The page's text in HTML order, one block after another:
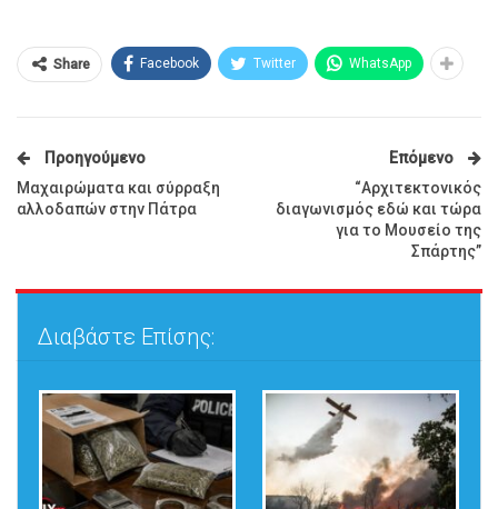
Share Facebook Twitter WhatsApp
Προηγούμενο
Μαχαιρώματα και σύρραξη
αλλοδαπών στην Πάτρα
Επόμενο
“Αρχιτεκτονικός
διαγωνισμός εδώ και τώρα
για το Μουσείο της
Σπάρτης”
Διαβάστε Επίσης: